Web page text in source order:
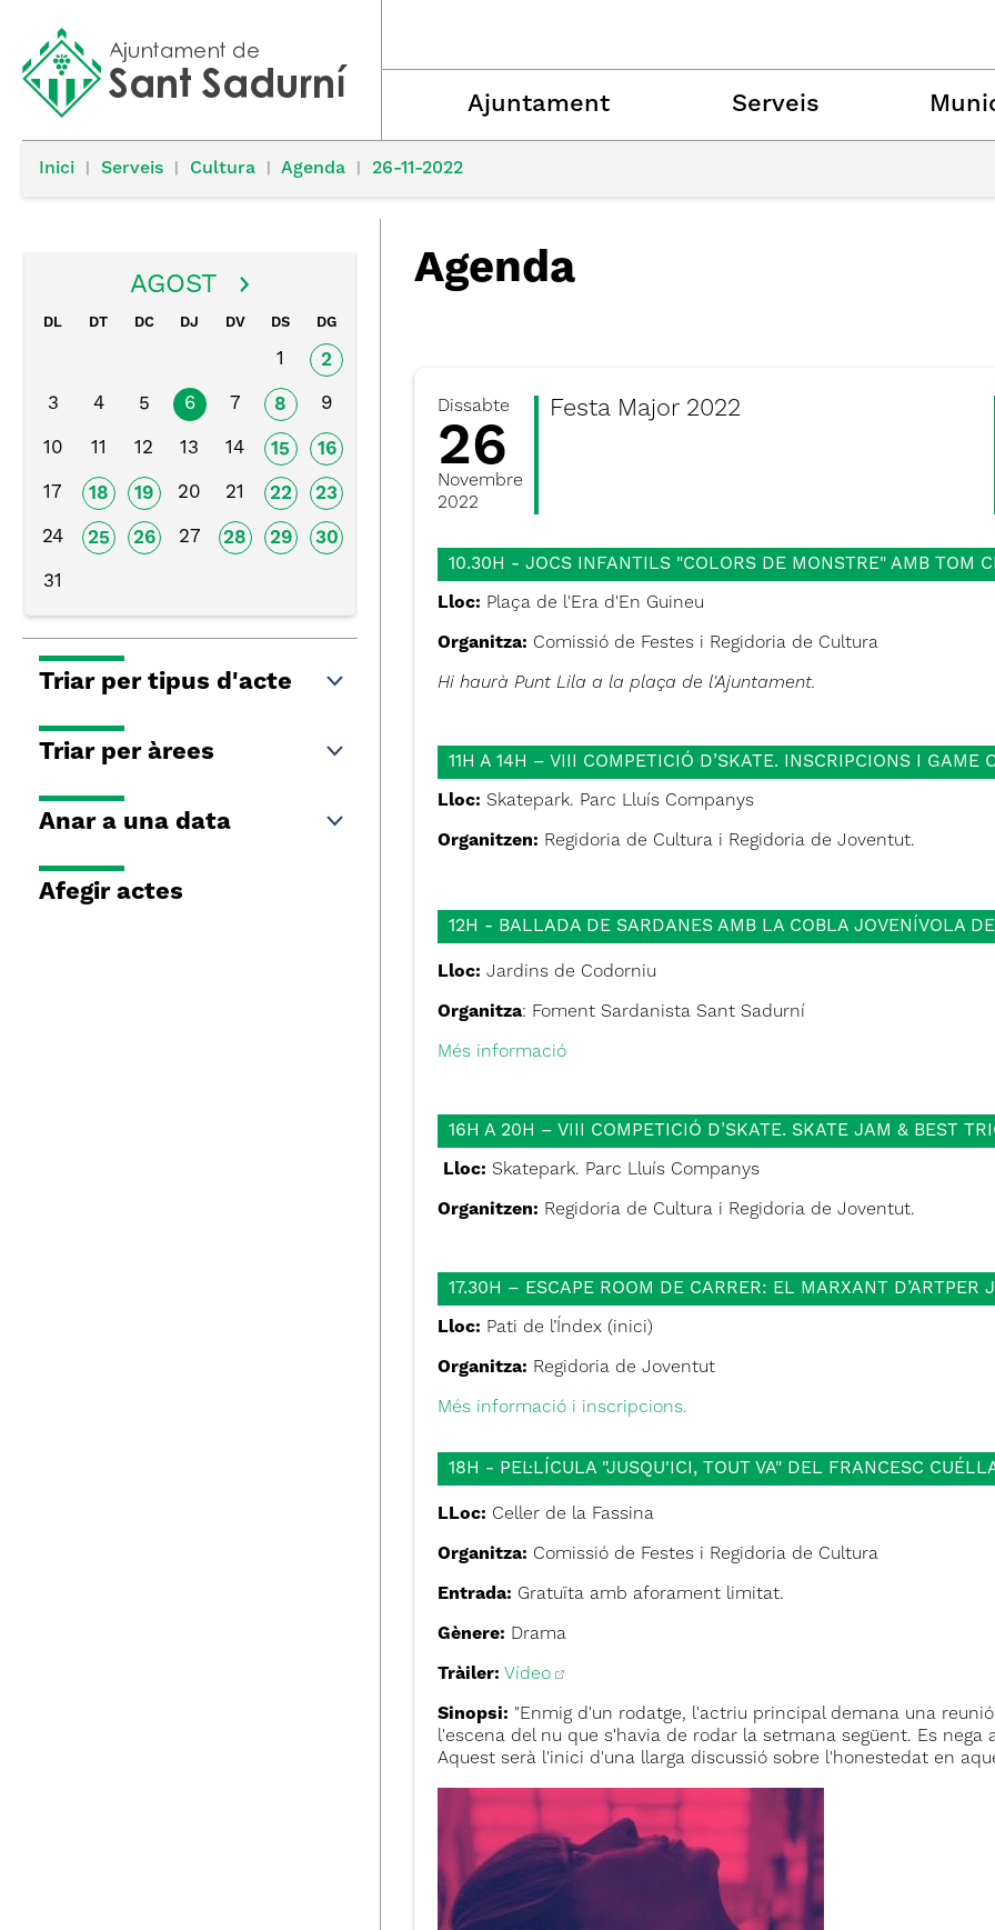
Ajuntament Serveis
Inici Serveis Cultura Agenda 26-11-2022
AGOST
DL DT DC DJ DV DS DG
1 2
3 4 5 6 7 8 9
10 11 12 13 14 15 16
17 18 19 20 21 22 23
24 25 26 27 28 29 30
31
Triar per tipus d'acte
Triar per àrees
Anar a una data
Afegir actes
Agenda
Dissabte
26
Novembre
2022
Festa Major 2022
10.30H - JOCS INFANTILS "COLORS DE MONSTRE" AMB TOM
Lloc: Plaça de l'Era d'En Guineu
Organitza: Comissió de Festes i Regidoria de Cultura
Hi haurà Punt Lila a la plaça de l'Ajuntament.
11H A 14H – VIII COMPETICIÓ D’SKATE. INSCRIPCIONS I GAME
Lloc: Skatepark. Parc Lluís Companys
Organitzen: Regidoria de Cultura i Regidoria de Joventut.
12H - BALLADA DE SARDANES AMB LA COBLA JOVENÍVOLA
Lloc: Jardins de Codorniu
Organitza: Foment Sardanista Sant Sadurní
Més informació
16H A 20H – VIII COMPETICIÓ D’SKATE. SKATE JAM & BEST
Lloc: Skatepark. Parc Lluís Companys
Organitzen: Regidoria de Cultura i Regidoria de Joventut.
17.30H – ESCAPE ROOM DE CARRER: EL MARXANT D’ARTPER
Lloc: Pati de l’Índex (inici)
Organitza: Regidoria de Joventut
Més informació i inscripcions.
18H - PEL·LÍCULA "JUSQU'ICI, TOUT VA" DEL FRANCESC
LLoc: Celler de la Fassina
Organitza: Comissió de Festes i Regidoria de Cultura
Entrada: Gratuïta amb aforament limitat.
Gènere: Drama
Tràiler: Vídeo
Sinopsi: "Enmig d'un rodatge, l'actriu principal demana una
l'escena del nu que s'havia de rodar la setmana següent. Es
Aquest serà l'inici d'una llarga discussió sobre l'honestedat en